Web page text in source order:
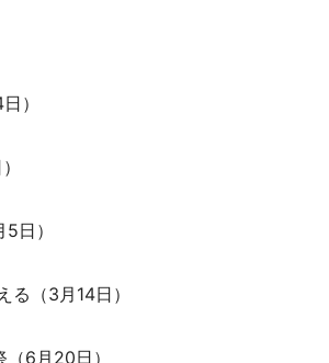
）
日）
（3月14日）
6月20日）